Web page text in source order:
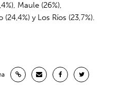
Maule (26%),
y Los Ríos (23,7%).